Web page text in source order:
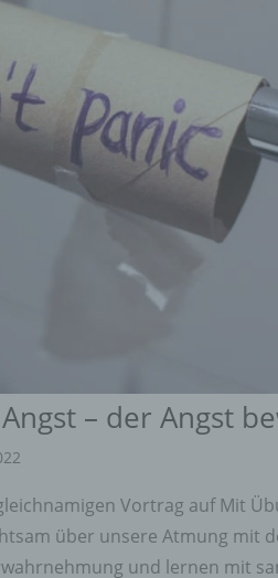
– der Angst
Vortrag auf Mit
über unsere Atmung mit
und lernen mit